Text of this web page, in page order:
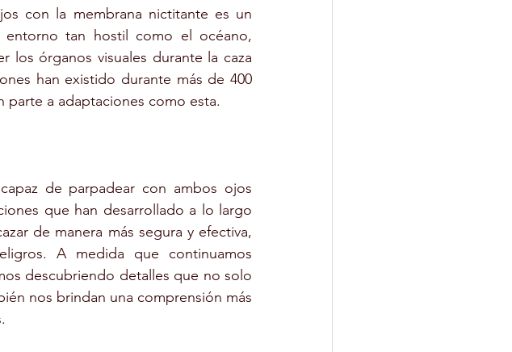
con la membrana nictitante es un
tan hostil como el océano,
los órganos visuales durante la caza
han existido durante más de 400
parte a adaptaciones como esta.
de parpadear con ambos ojos
que han desarrollado a lo largo
de manera más segura y efectiva,
A medida que continuamos
descubriendo detalles que no solo
nos brindan una comprensión más